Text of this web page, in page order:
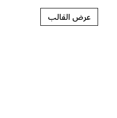
عرض القالب